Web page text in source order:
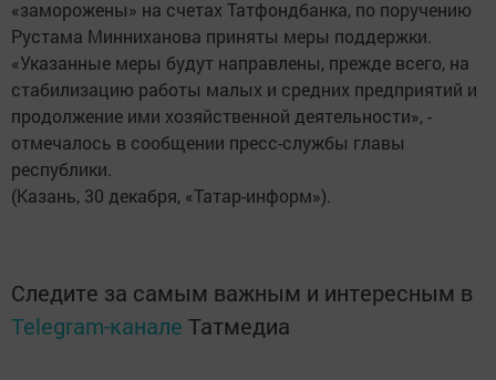
«заморожены» на счетах Татфондбанка, по поручению
Рустама Минниханова приняты меры поддержки.
«Указанные меры будут направлены, прежде всего, на
стабилизацию работы малых и средних предприятий и
продолжение ими хозяйственной деятельности», -
отмечалось в сообщении пресс-службы главы
республики.
(Казань, 30 декабря, «Татар-информ»).
Следите за самым важным и интересным в
Telegram-канале Татмедиа